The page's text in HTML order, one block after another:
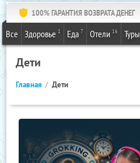
100% ГАРАНТИЯ ВОЗВРАТА ДЕНЕГ
Все Здоровье 1 Еда 7 Отели 16 Туры
Дети
Главная Дети